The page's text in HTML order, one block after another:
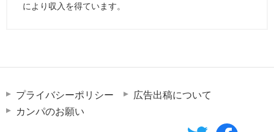
により収入を得ています。
プライバシーポリシー
広告出稿について
カンパのお願い